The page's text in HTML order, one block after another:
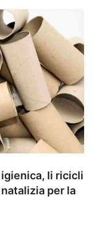
li ricicli
per la